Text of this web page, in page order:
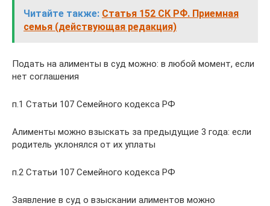
Читайте также: Статья 152 СК РФ. Приемная
семья (действующая редакция)
Подать на алименты в суд можно: в любой момент, если
нет соглашения
п.1 Статьи 107 Семейного кодекса РФ
Алименты можно взыскать за предыдущие 3 года: если
родитель уклонялся от их уплаты
п.2 Статьи 107 Семейного кодекса РФ
Заявление в суд о взыскании алиментов можно